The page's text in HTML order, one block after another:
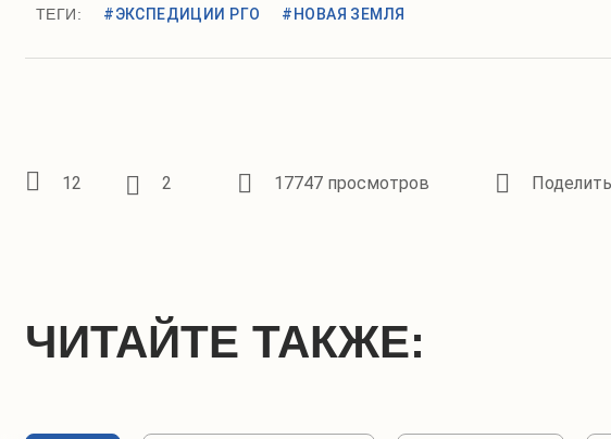
ТЕГИ: #ЭКСПЕДИЦИИ РГО #НОВАЯ ЗЕМЛЯ
12 2 17747 просмотров
ЧИТАЙТЕ ТАКЖЕ: